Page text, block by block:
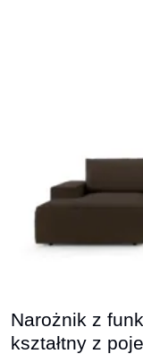
Narożnik z
kształtny z